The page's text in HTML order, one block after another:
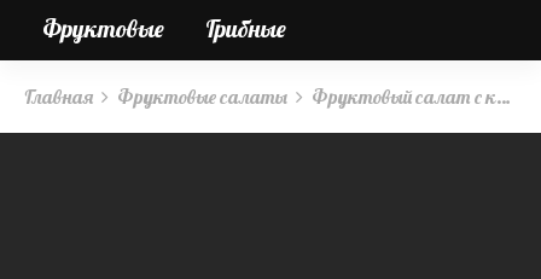
Фруктовые Грибные
Главная Фруктовые салаты Фруктовый салат с кефиром